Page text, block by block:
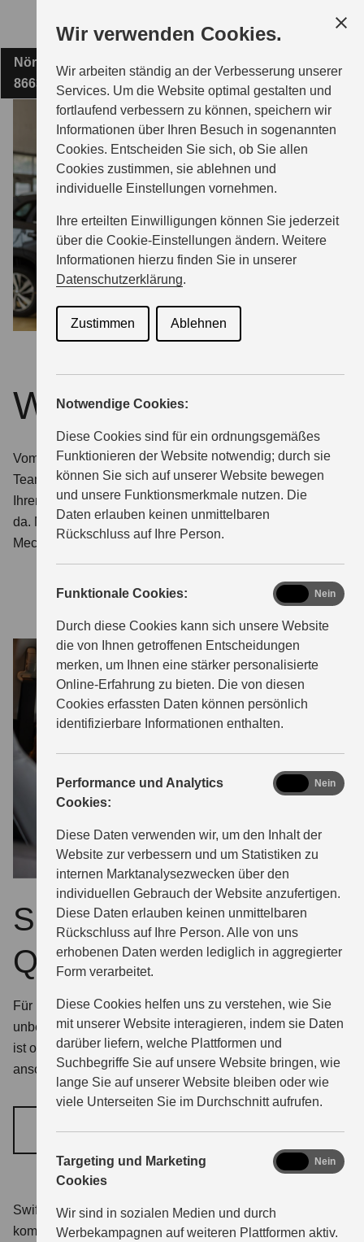
Wir verwenden Cookies.
Wir arbeiten ständig an der Verbesserung unserer
Services. Um die Website optimal gestalten und
fortlaufend verbessern zu können, speichern wir
Informationen über Ihren Besuch in sogenannten
Cookies. Entscheiden Sie sich, ob Sie allen
Cookies zustimmen, sie ablehnen und
individuelle Einstellungen vornehmen.
Ihre erteilten Einwilligungen können Sie jederzeit
über die Cookie-Einstellungen ändern. Weitere
Informationen hierzu finden Sie in unserer
Datenschutzerklärung.
Zustimmen Ablehnen
Notwendige Cookies:
Diese Cookies sind für ein ordnungsgemäßes
Funktionieren der Website notwendig; durch sie
können Sie sich auf unserer Website bewegen
und unsere Funktionsmerkmale nutzen. Die
Daten erlauben keinen unmittelbaren
Rückschluss auf Ihre Person.
Funktionale Cookies:
Durch diese Cookies kann sich unsere Website
die von Ihnen getroffenen Entscheidungen
merken, um Ihnen eine stärker personalisierte
Online-Erfahrung zu bieten. Die von diesen
Cookies erfassten Daten können persönlich
identifizierbare Informationen enthalten.
functional
Nein
Performance und Analytics
Cookies:
Diese Daten verwenden wir, um den Inhalt der
Website zur verbessern und um Statistiken zu
internen Marktanalysezwecken über den
individuellen Gebrauch der Website anzufertigen.
Diese Daten erlauben keinen unmittelbaren
Rückschluss auf Ihre Person. Alle von uns
erhobenen Daten werden lediglich in aggregierter
Form verarbeitet.
Diese Cookies helfen uns zu verstehen, wie Sie
mit unserer Website interagieren, indem sie Daten
darüber liefern, welche Plattformen und
Suchbegriffe Sie auf unsere Website bringen, wie
lange Sie auf unserer Website bleiben oder wie
viele Unterseiten Sie im Durchschnitt aufrufen.
analyticsNein
Targeting und Marketing
Cookies
Wir sind in sozialen Medien und durch
Werbekampagnen auf weiteren Plattformen aktiv.
marketing
Nein
Hauptinhalt
FIRMA JOSÉ AMOR
MODELLE
ZUBEHÖR
GESCHÄFTSKUNDEN
SERVICE
Nördliche Grünauer Straße 10
86633 Neuburg an der Donau
Wartung & Service
Vom Kleinteil bis zur großen Inspektion: Unser Service-
Team kümmert sich drum. Damit Sie viele Jahre an
Ihrem Fahrzeug Freude haben, sind wir immer für Sie
da. Mit kompetenter Beratung, intensiv geschulten
Mechanikern und fairen Preisen.
Suzuki Service –
Qualität und Sicherheit
Für Reparaturarbeiten an Ihrem Suzuki empfehlen wir
unbedingt Ersatzteile von Suzuki. Denn nur das Original
ist optimal. Wir haben das passende Teil meistens vorrätig;
ansonsten schnell zur Hand.
JETZT TERMIN VEREINBAREN
Swift 1.2 DUALJET HYBRID ClubVerbrauchswerte:
kombinierter Energieverbrauch 4,4 l/100km; kombinierter